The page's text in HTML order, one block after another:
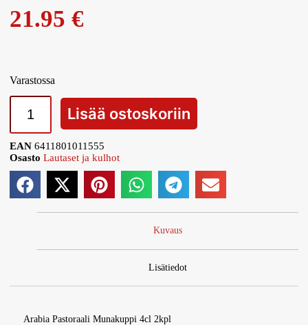
21.95€
Varastossa
Lisää ostoskoriin
EAN6411801011555
Osasto Lautaset ja kulhot
Kuvaus
Lisätiedot
Arabia Pastoraali Munakuppi 4cl 2kpl